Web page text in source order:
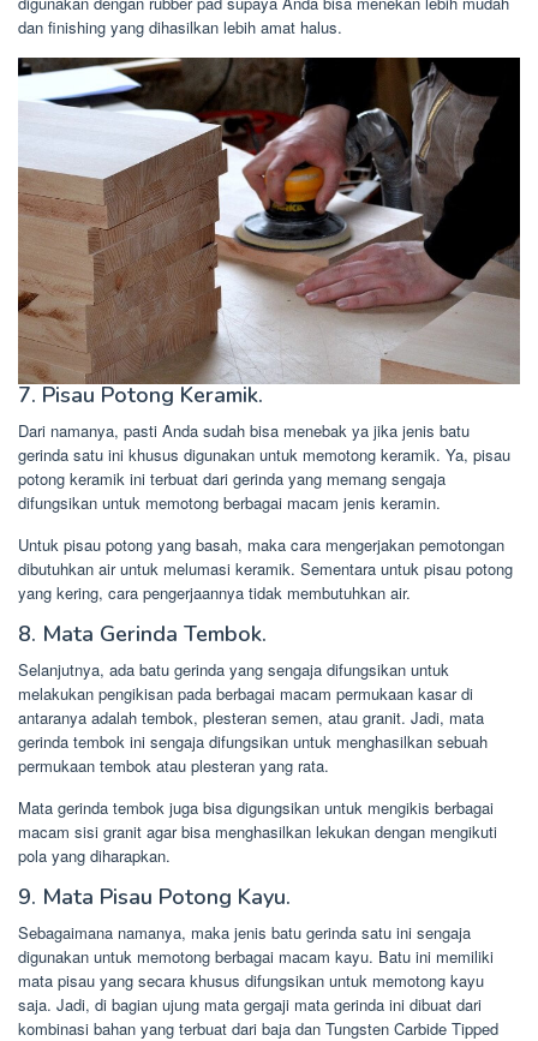
dan finishing yang dihasilkan lebih amat halus.
7. Pisau Potong Keramik.
Dari namanya, pasti Anda sudah bisa menebak ya jika jenis batu
gerinda satu ini khusus digunakan untuk memotong keramik. Ya, pisau
potong keramik ini terbuat dari gerinda yang memang sengaja
difungsikan untuk memotong berbagai macam jenis keramin.
Untuk pisau potong yang basah, maka cara mengerjakan pemotongan
dibutuhkan air untuk melumasi keramik. Sementara untuk pisau potong
yang kering, cara pengerjaannya tidak membutuhkan air.
8. Mata Gerinda Tembok.
Selanjutnya, ada batu gerinda yang sengaja difungsikan untuk
melakukan pengikisan pada berbagai macam permukaan kasar di
antaranya adalah tembok, plesteran semen, atau granit. Jadi, mata
gerinda tembok ini sengaja difungsikan untuk menghasilkan sebuah
permukaan tembok atau plesteran yang rata.
Mata gerinda tembok juga bisa digungsikan untuk mengikis berbagai
macam sisi granit agar bisa menghasilkan lekukan dengan mengikuti
pola yang diharapkan.
9. Mata Pisau Potong Kayu.
Sebagaimana namanya, maka jenis batu gerinda satu ini sengaja
digunakan untuk memotong berbagai macam kayu. Batu ini memiliki
mata pisau yang secara khusus difungsikan untuk memotong kayu
saja. Jadi, di bagian ujung mata gergaji mata gerinda ini dibuat dari
kombinasi bahan yang terbuat dari baja dan Tungsten Carbide Tipped